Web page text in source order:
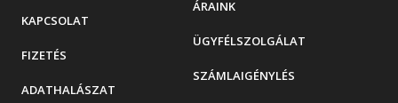
ÁRAINK
ÜGYFÉLSZOLGÁLAT
SZÁMLAIGÉNYLÉS
KAPCSOLAT
FIZETÉS
ADATHALÁSZAT